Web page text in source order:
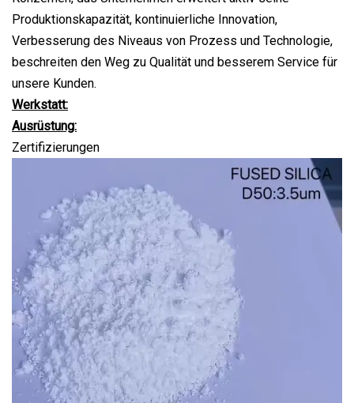
Produktionskapazität, kontinuierliche Innovation,
Verbesserung des Niveaus von Prozess und Technologie,
beschreiten den Weg zu Qualität und besserem Service für
unsere Kunden.
Werkstatt:
Ausrüstung:
Zertifizierungen